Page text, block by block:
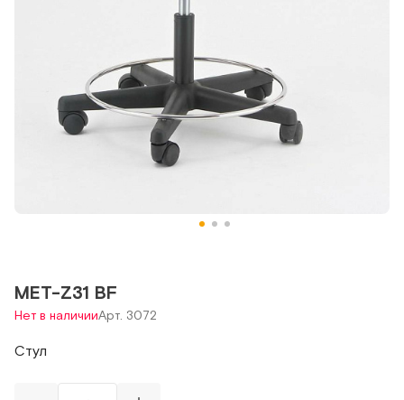
МЕТ-Z31 BF
Нет в наличииАрт. 3072
Стул